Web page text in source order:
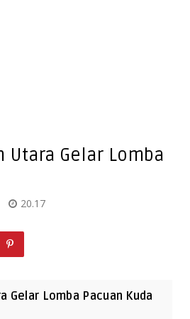
Utara Gelar Lomba
20.17
Gelar Lomba Pacuan Kuda